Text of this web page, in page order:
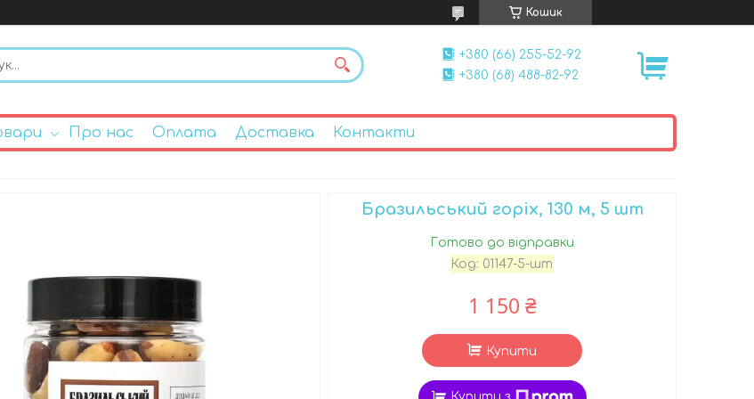
Кошик
+380 (66) 255-52-92
+380 (68) 488-82-92
Про нас Оплата Доставка Контакти
Бразильський горіх, 130 м, 5 шт
Готово до відправки
Код: 01147-5-шт
1 150 ₴
Купити